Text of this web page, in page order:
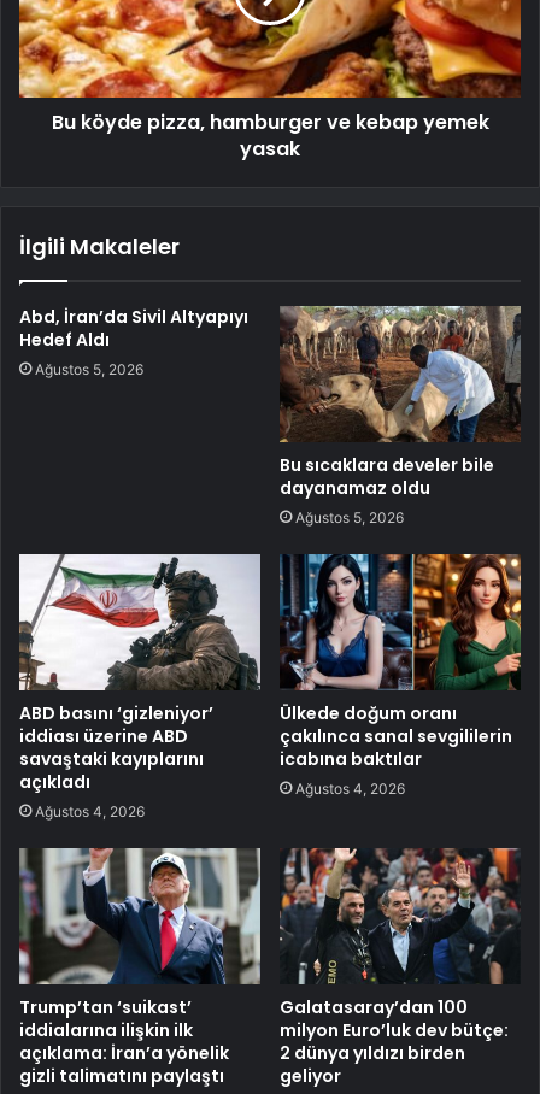
Bu köyde pizza, hamburger ve kebap yemek
yasak
İlgili Makaleler
Abd, İran’da Sivil Altyapıyı
Hedef Aldı
Ağustos 5, 2026
Bu sıcaklara develer bile
dayanamaz oldu
Ağustos 5, 2026
ABD basını ‘gizleniyor’
iddiası üzerine ABD
savaştaki kayıplarını
açıkladı
Ağustos 4, 2026
Ülkede doğum oranı
çakılınca sanal sevgililerin
icabına baktılar
Ağustos 4, 2026
Trump’tan ‘suikast’
iddialarına ilişkin ilk
açıklama: İran’a yönelik
gizli talimatını paylaştı
Galatasaray’dan 100
milyon Euro’luk dev bütçe:
2 dünya yıldızı birden
geliyor